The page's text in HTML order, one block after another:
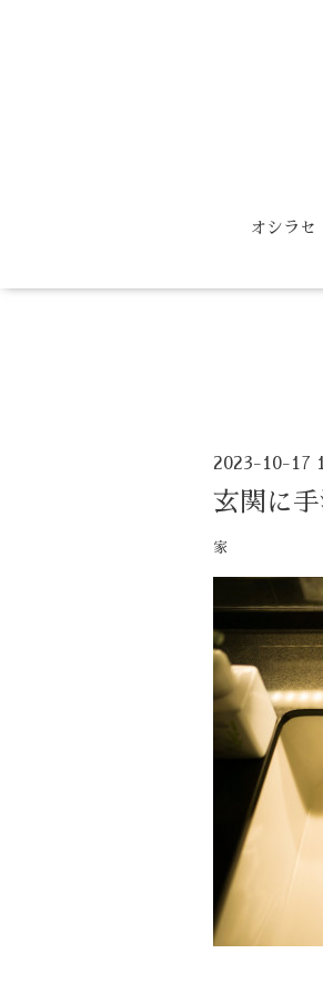
オシラセ
2023-10-17
玄関に
家